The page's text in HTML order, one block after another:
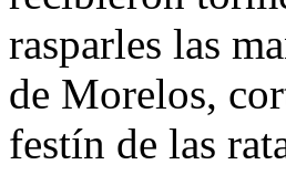
rasparles las
de Morelos,
festín de las